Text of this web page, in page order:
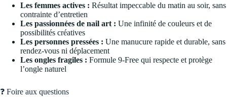
Les femmes actives : Résultat impeccable du matin au soir, sans
contrainte d’entretien
Les passionnées de nail art : Une infinité de couleurs et de
possibilités créatives
Les personnes pressées : Une manucure rapide et durable, sans
rendez-vous ni déplacement
Les ongles fragiles : Formule 9-Free qui respecte et protège
l’ongle naturel
❓ Foire aux questions